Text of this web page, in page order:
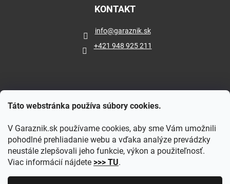
Táto webstránka používa súbory cookies.
V Garaznik.sk používame cookies, aby sme Vám umožnili
pohodlné prehliadanie webu a vďaka analýze prevádzky
neustále zlepšovali jeho funkcie, výkon a použiteľnosť.
Viac informácií nájdete >>> TU.
KONTAKT
info@garaznik.sk
+421 948 925 211